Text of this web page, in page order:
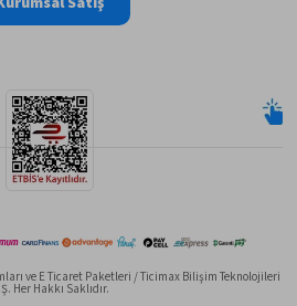
ve E Ticaret Paketleri / Ticimax Bilişim Teknolojileri
Her Hakkı Saklıdır.